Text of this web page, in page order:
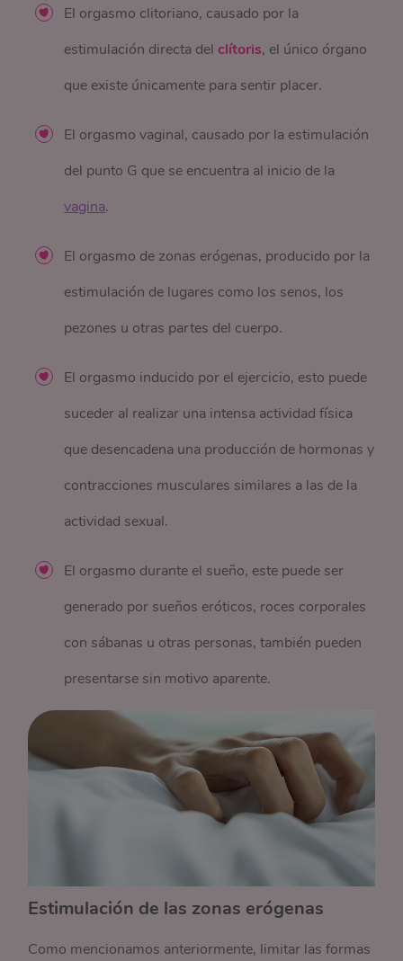
El orgasmo clitoriano, causado por la
estimulación directa del clítoris, el único órgano
que existe únicamente para sentir placer.
El orgasmo vaginal, causado por la estimulación
del punto G que se encuentra al inicio de la
vagina.
El orgasmo de zonas erógenas, producido por la
estimulación de lugares como los senos, los
pezones u otras partes del cuerpo.
El orgasmo inducido por el ejercicio, esto puede
suceder al realizar una intensa actividad física
que desencadena una producción de hormonas y
contracciones musculares similares a las de la
actividad sexual.
El orgasmo durante el sueño, este puede ser
generado por sueños eróticos, roces corporales
con sábanas u otras personas, también pueden
presentarse sin motivo aparente.
Estimulación de las zonas erógenas
Como mencionamos anteriormente, limitar las formas